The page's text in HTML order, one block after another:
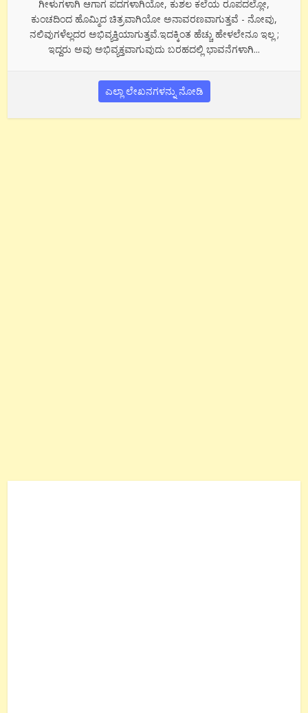
ಗೀಳುಗಳಾಗಿ ಆಗಾಗ ಪದಗಳಾಗಿಯೋ, ಕುಶಲ ಕಲೆಯ ರೂಪದಲ್ಲೋ,
ಕುಂಚದಿಂದ ಹೊಮ್ಮಿದ ಚಿತ್ರವಾಗಿಯೋ ಅನಾವರಣವಾಗುತ್ತವೆ - ನೋವು,
ನಲಿವುಗಳೆಲ್ಲದರ ಅಭಿವ್ಯಕ್ತಿಯಾಗುತ್ತವೆ.ಇದಕ್ಕಿಂತ ಹೆಚ್ಚು ಹೇಳಲೇನೂ ಇಲ್ಲ ;
ಇದ್ದರು ಅವು ಅಭಿವ್ಯಕ್ತವಾಗುವುದು ಬರಹದಲ್ಲಿ ಭಾವನೆಗಳಾಗಿ...
ಎಲ್ಲಾ ಲೇಖನಗಳನ್ನು ನೋಡಿ